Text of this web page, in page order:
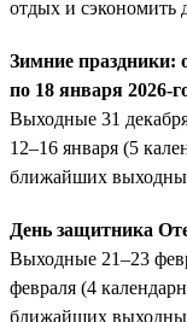
отдых и сэкономить
Зимние праздники:
по 18 января 2026-
Выходные 31
12–16 января (5
ближайших
День защитника
Выходные 21–23
февраля (4
ближайших